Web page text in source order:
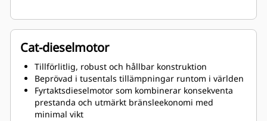
Cat-dieselmotor
Tillförlitlig, robust och hållbar konstruktion
Beprövad i tusentals tillämpningar runtom i världen
Fyrtaktsdieselmotor som kombinerar konsekventa
prestanda och utmärkt bränsleekonomi med
minimal vikt